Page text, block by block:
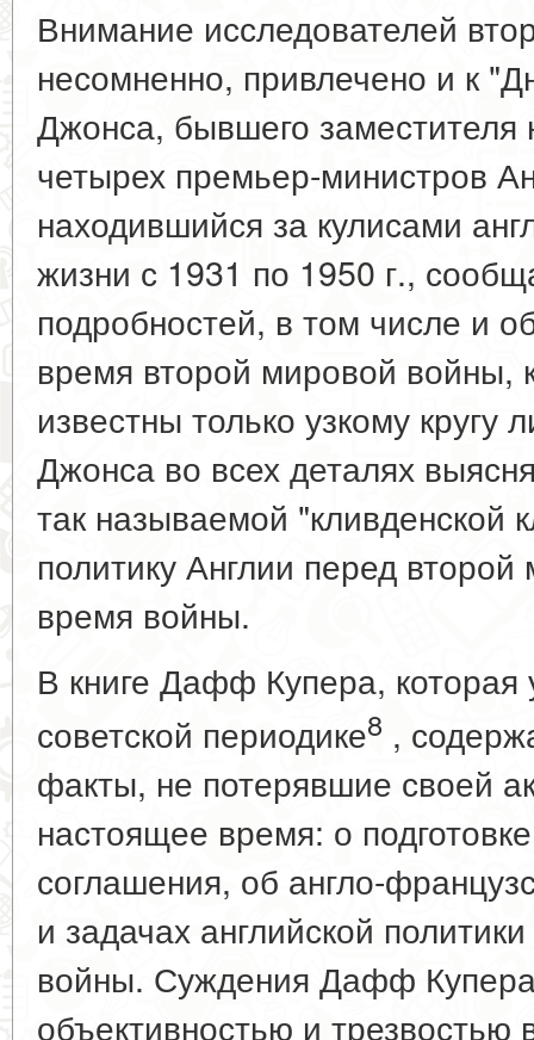
Внимание исследователей
несомненно, привлечено и к
Джонса, бывшего заместителя
четырех премьер-министров
находившийся за кулисами
жизни с 1931 по 1950 г.,
подробностей, в том числе и
время второй мировой войны,
известны только узкому
Джонса во всех деталях
так называемой "кливденской
политику Англии перед
время войны.
В книге Дафф Купера, которая
советской периодике8 ,
факты, не потерявшие своей
настоящее время: о
соглашения, об англо-
и задачах английской
войны. Суждения Дафф
объективностью и трезвостью